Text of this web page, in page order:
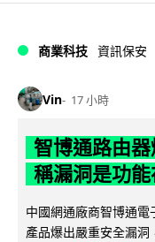
商業科技 資訊保安
Vin 17 小時
智博通路由
稱漏洞是功
中國網通廠商智博通
產品爆出嚴重安全漏